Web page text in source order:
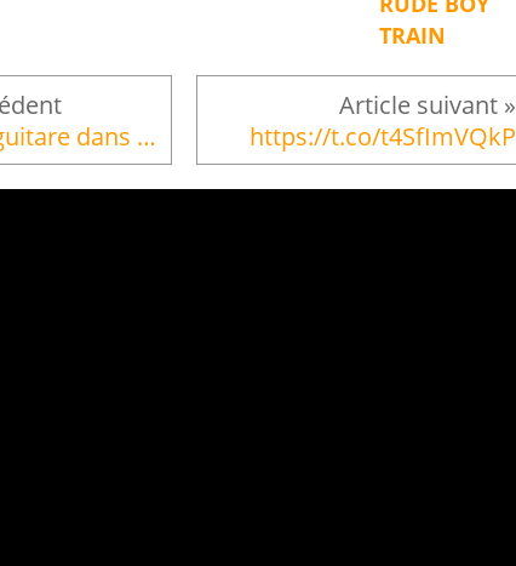
TRAIN
Je joue de la guitare dans ce groupe magnifique et... https://t.co/t4SfImVQkP